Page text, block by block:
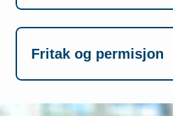
Fritak og permisjon